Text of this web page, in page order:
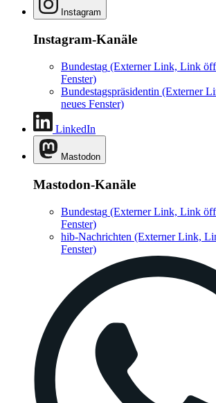
Instagram
Instagram-Kanäle
Bundestag (Externer Link, Link
Fenster)
Bundestagspräsidentin (Externer
neues Fenster)
LinkedIn
Mastodon
Mastodon-Kanäle
Bundestag (Externer Link, Link
Fenster)
hib-Nachrichten (Externer Link,
Fenster)